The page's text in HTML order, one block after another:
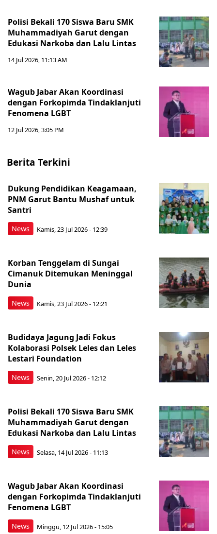
Polisi Bekali 170 Siswa Baru SMK
Muhammadiyah Garut dengan
Edukasi Narkoba dan Lalu Lintas
14 Jul 2026, 11:13 AM
Wagub Jabar Akan Koordinasi
dengan Forkopimda Tindaklanjuti
Fenomena LGBT
12 Jul 2026, 3:05 PM
Berita Terkini
News
Dukung Pendidikan Keagamaan,
PNM Garut Bantu Mushaf untuk
Santri
Kamis, 23 Jul 2026 - 12:39
News
Korban Tenggelam di Sungai
Cimanuk Ditemukan Meninggal
Dunia
Kamis, 23 Jul 2026 - 12:21
News
Budidaya Jagung Jadi Fokus
Kolaborasi Polsek Leles dan Leles
Lestari Foundation
Senin, 20 Jul 2026 - 12:12
News
Polisi Bekali 170 Siswa Baru SMK
Muhammadiyah Garut dengan
Edukasi Narkoba dan Lalu Lintas
Selasa, 14 Jul 2026 - 11:13
News
Wagub Jabar Akan Koordinasi
dengan Forkopimda Tindaklanjuti
Fenomena LGBT
Minggu, 12 Jul 2026 - 15:05